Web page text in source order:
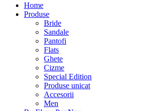
Home
Produse
Bride
Sandale
Pantofi
Flats
Ghete
Cizme
Special Edition
Produse unicat
Accesorii
Men